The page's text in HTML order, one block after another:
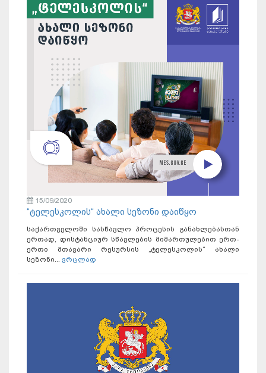
15/09/2020
“ტელესკოლის“ ახალი სეზონი დაიწყო
საქართველოში სასწავლო პროცესის განახლებასთან
ერთად, დისტანციურ სწავლების მიმართულებით ერთ-
ერთი მთავარი რესურსის „ტელესკოლის“ ახალი
სეზონი... ვრცლად